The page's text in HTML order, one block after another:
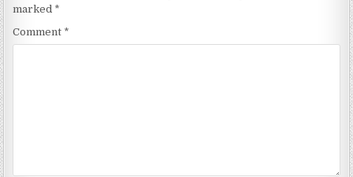
marked *
Comment *